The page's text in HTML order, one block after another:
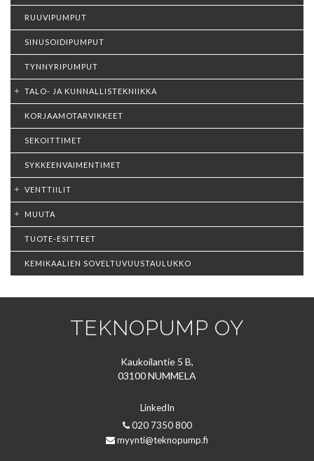
RUUVIPUMPUT
SINUSOIDIPUMPUT
TYNNYRIPUMPUT
TALO- JA KUNNALLISTEKNIIKKA
KORJAAMOTARVIKKEET
SEKOITTIMET
SYKKEENVAIMENTIMET
VENTTIILIT
MUUTA
TUOTE-ESITTEET
KEMIKAALIEN SOVELTUVUUSTAULUKKO
TEKNOPUMP OY
Kaukoilantie 5 B,
03100 NUMMELA
LinkedIn
020 7350 800
myynti@teknopump.fi